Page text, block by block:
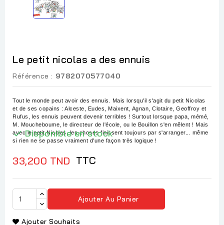
Le petit nicolas a des ennuis
Référence : 9782070577040
Tout le monde peut avoir des ennuis. Mais lorsqu'il s'agit du petit Nicolas
et de ses copains : Alceste, Eudes, Maixent, Agnan, Clotaire, Geoffroy et
Rufus, les ennuis peuvent devenir terribles ! Surtout lorsque papa, mémé,
M. Moucheboume, le directeur de l'école, ou le Bouillon s'en mêlent ! Mais
avec le petit Nicolas, les choses finissent toujours par s'arranger... même
si rien ne se passe vraiment d'une façon très logique !
 Disponible en stock
33,200 TND TTC
Ajouter Au Panier
Ajouter Souhaits